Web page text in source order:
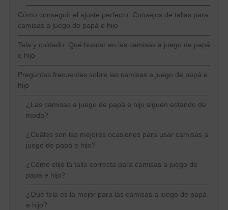
Cómo conseguir el ajuste perfecto: Consejos de tallas para
camisas a juego de papá e hijo
Tela y cuidado: Qué buscar en las camisas a juego de papá
e hijo
Preguntas frecuentes sobre las camisas a juego de papá e
hijo
¿Las camisas a juego de papá e hijo siguen estando de
moda?
¿Cuáles son las mejores ocasiones para usar camisas a
juego de papá e hijo?
¿Cómo elijo la talla correcta para camisas a juego de
papá e hijo?
¿Qué tela es la mejor para las camisas a juego de papá
e hijo?